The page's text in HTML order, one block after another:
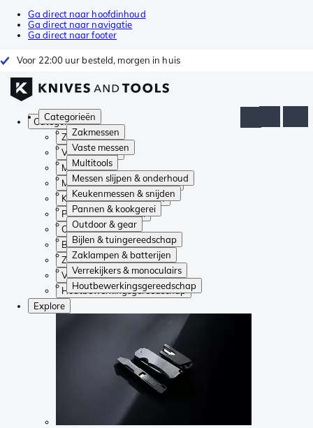
Ga direct naar hoofdinhoud
Ga direct naar navigatie
Ga direct naar footer
Voor 22:00 uur besteld, morgen in huis
Categorieën
Zakmessen
Vaste messen
Multitools
Messen slijpen & onderhoud
Keukenmessen & snijden
Pannen & kookgerei
Outdoor & gear
Bijlen & tuingereedschap
Zaklampen & batterijen
Verrekijkers & monoculairs
Houtbewerkingsgereedschap
Categorieën
Zakmessen
Vaste messen
Multitools
Messen slijpen & onderhoud
Keukenmessen & snijden
Pannen & kookgerei
Outdoor & gear
Bijlen & tuingereedschap
Zaklampen & batterijen
Verrekijkers & monoculairs
Houtbewerkingsgereedschap
Explore